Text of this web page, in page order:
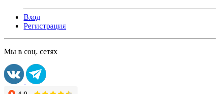
Вход
Регистрация
Мы в соц. сетях